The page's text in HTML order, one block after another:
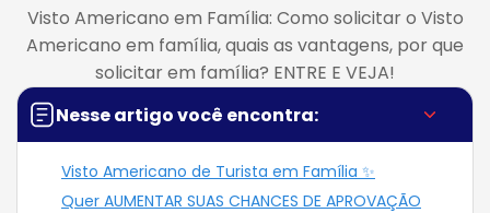
Visto Americano em Família: Como solicitar o Visto
Americano em família, quais as vantagens, por que
solicitar em família? ENTRE E VEJA!
Nesse artigo você encontra:
Visto Americano de Turista em Família ✨
Quer AUMENTAR SUAS CHANCES DE APROVAÇÃO